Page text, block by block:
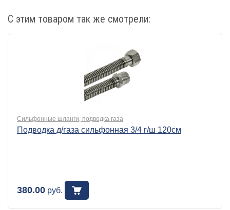
С этим товаром так же смотрели:
Сильфонные шланги, подводка газа
Подводка д/газа сильфонная 3/4 г/ш 120см
380.00 руб.